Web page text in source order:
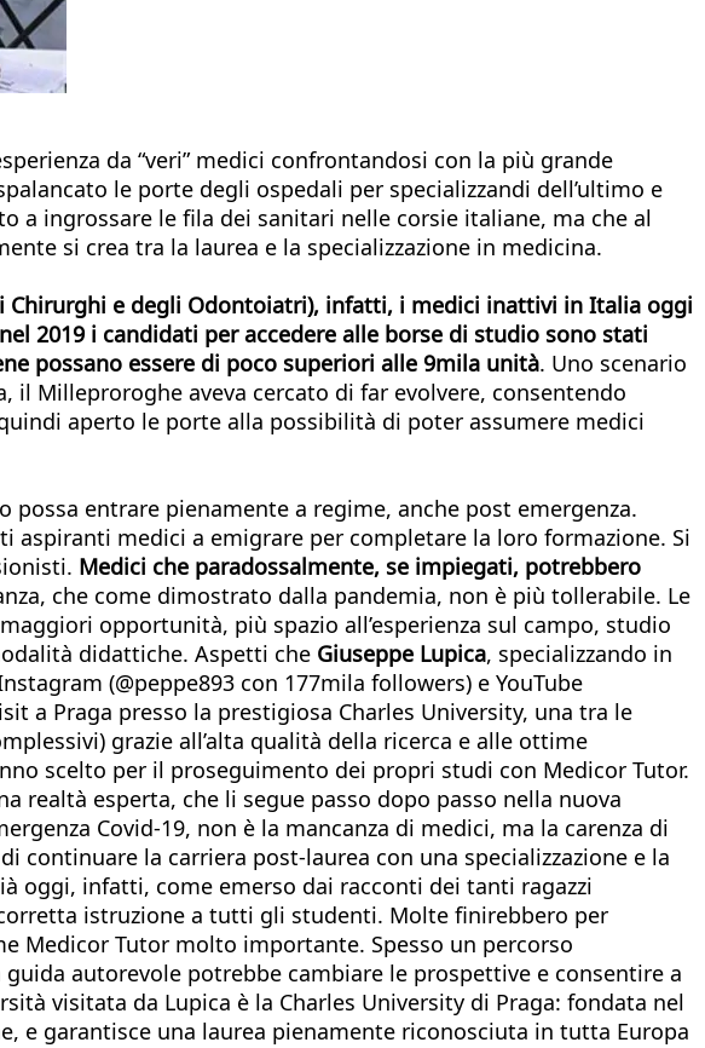
da “veri” medici confrontandosi con la più grande
le porte degli ospedali per specializzandi dell’ultimo e
a ingrossare le fila dei sanitari nelle corsie italiane, ma che al
si crea tra la laurea e la specializzazione in medicina.
Chirurghi e degli Odontoiatri), infatti, i medici inattivi in Italia oggi
2019 i candidati per accedere alle borse di studio sono stati
possano essere di poco superiori alle 9mila unità. Uno scenario
il Milleproroghe aveva cercato di far evolvere, consentendo
aperto le porte alla possibilità di poter assumere medici
possa entrare pienamente a regime, anche post emergenza.
medici a emigrare per completare la loro formazione. Si
Medici che paradossalmente, se impiegati, potrebbero
che come dimostrato dalla pandemia, non è più tollerabile. Le
opportunità, più spazio all’esperienza sul campo, studio
didattiche. Aspetti che Giuseppe Lupica, specializzando in
(@peppe893 con 177mila followers) e YouTube
a Praga presso la prestigiosa Charles University, una tra le
grazie all’alta qualità della ricerca e alle ottime
scelto per il proseguimento dei propri studi con Medicor Tutor.
realtà esperta, che li segue passo dopo passo nella nuova
Covid-19, non è la mancanza di medici, ma la carenza di
la carriera post-laurea con una specializzazione e la
oggi, infatti, come emerso dai racconti dei tanti ragazzi
istruzione a tutti gli studenti. Molte finirebbero per
Medicor Tutor molto importante. Spesso un percorso
autorevole potrebbe cambiare le prospettive e consentire a
visitata da Lupica è la Charles University di Praga: fondata nel
e garantisce una laurea pienamente riconosciuta in tutta Europa